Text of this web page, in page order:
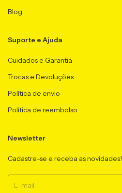
Blog
Suporte e Ajuda
Cuidados e Garantia
Trocas e Devoluções
Política de envio
Política de reembolso
Newsletter
Cadastre-se e receba as novidades!